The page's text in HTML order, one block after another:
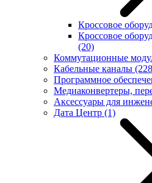
Кроссовое
Кроссовое
(20)
Коммутационные
Кабельные каналы
Программное
Медиаконвертеры,
Аксессуары для
Дата Центр (1)